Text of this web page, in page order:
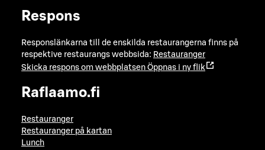
Respons
Responslänkarna till de enskilda restaurangerna finns på
respektive restaurangs webbsida: Restauranger
Skicka respons om webbplatsen Öppnas i ny flik
Raflaamo.fi
Restauranger
Restauranger på kartan
Lunch